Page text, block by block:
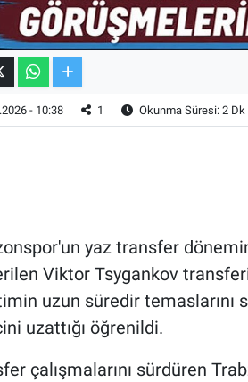
- 10:38 1 Okunma Süresi: 2 Dk
yaz transfer
Viktor Tsygankov
uzun süredir temaslarını
uzattığı öğrenildi.
çalışmalarını sürdüren